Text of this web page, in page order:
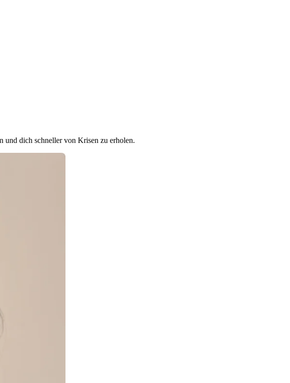
und dich schneller von Krisen zu erholen.